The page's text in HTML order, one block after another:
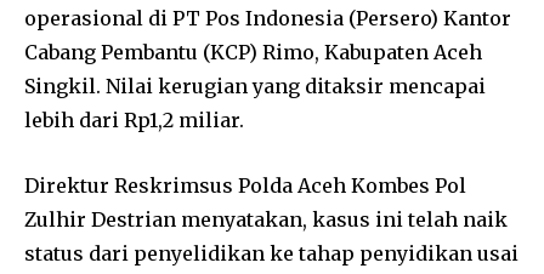
operasional di PT Pos Indonesia (Persero) Kantor
Cabang Pembantu (KCP) Rimo, Kabupaten Aceh
Singkil. Nilai kerugian yang ditaksir mencapai
lebih dari Rp1,2 miliar.
Direktur Reskrimsus Polda Aceh Kombes Pol
Zulhir Destrian menyatakan, kasus ini telah naik
status dari penyelidikan ke tahap penyidikan usai